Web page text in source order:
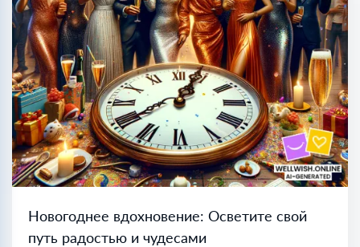
Новогоднее вдохновение: Осветите свой
путь радостью и чудесами